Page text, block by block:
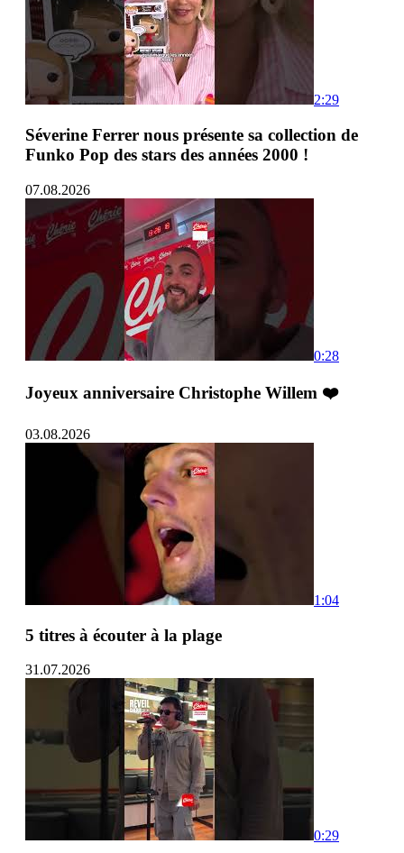
2:29
Séverine Ferrer nous présente sa collection de
Funko Pop des stars des années 2000 !
07.08.2026
0:28
Joyeux anniversaire Christophe Willem ❤️
03.08.2026
1:04
5 titres à écouter à la plage
31.07.2026
0:29